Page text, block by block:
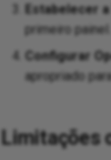
Estabelecer
primeiro painel.
Configurar
apropriado
Limitações